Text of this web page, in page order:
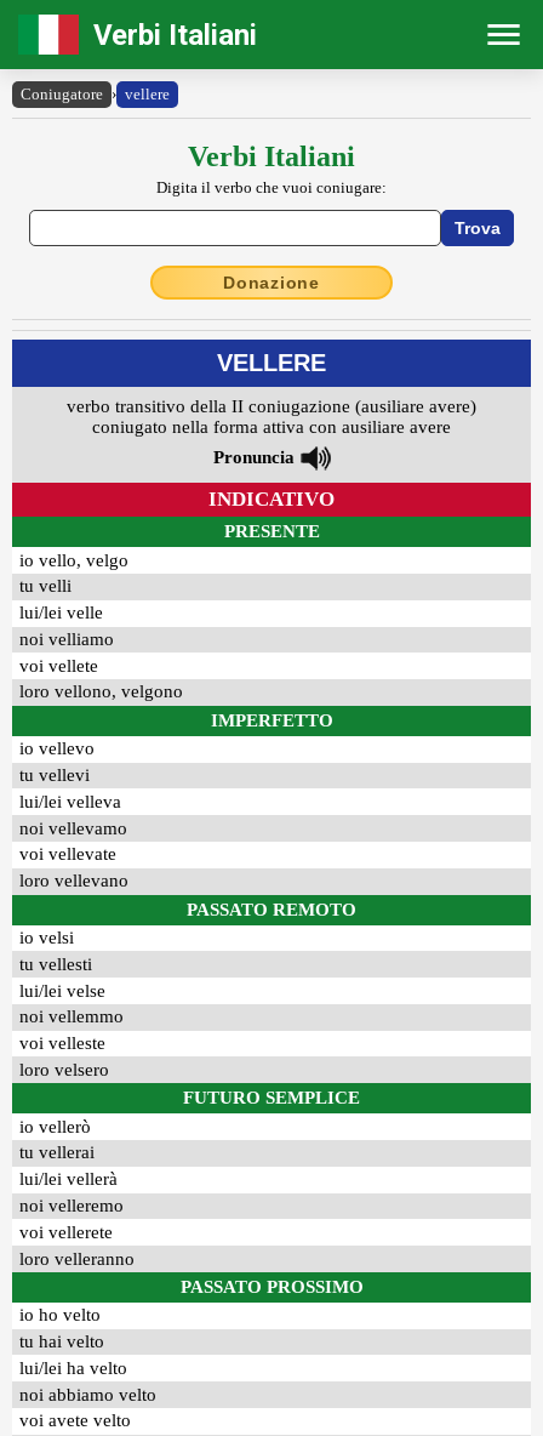
Verbi Italiani
Coniugatore › vellere
Verbi Italiani
Digita il verbo che vuoi coniugare:
Donazione
VELLERE
verbo transitivo della II coniugazione (ausiliare avere)
coniugato nella forma attiva con ausiliare avere
Pronuncia
INDICATIVO
PRESENTE
io vello, velgo
tu velli
lui/lei velle
noi velliamo
voi vellete
loro vellono, velgono
IMPERFETTO
io vellevo
tu vellevi
lui/lei velleva
noi vellevamo
voi vellevate
loro vellevano
PASSATO REMOTO
io velsi
tu vellesti
lui/lei velse
noi vellemmo
voi velleste
loro velsero
FUTURO SEMPLICE
io vellerò
tu vellerai
lui/lei vellerà
noi velleremo
voi vellerete
loro velleranno
PASSATO PROSSIMO
io ho velto
tu hai velto
lui/lei ha velto
noi abbiamo velto
voi avete velto